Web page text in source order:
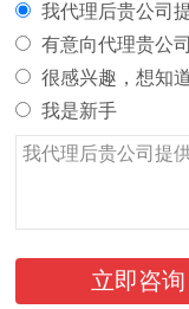
我代理后贵公司
有意向代理贵公
很感兴趣，想知
我是新手
立即咨询